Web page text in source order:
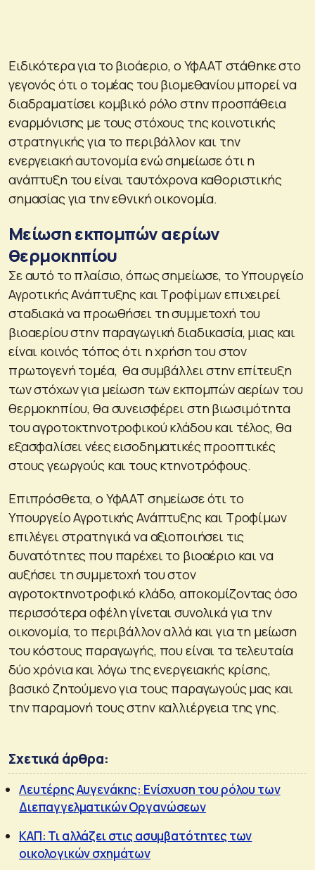
Ειδικότερα για το βιοάεριο, ο ΥφΑΑΤ στάθηκε στο
γεγονός ότι ο τομέας του βιομεθανίου μπορεί να
διαδραματίσει κομβικό ρόλο στην προσπάθεια
εναρμόνισης με τους στόχους της κοινοτικής
στρατηγικής για το περιβάλλον και την
ενεργειακή αυτονομία ενώ σημείωσε ότι η
ανάπτυξη του είναι ταυτόχρονα καθοριστικής
σημασίας για την εθνική οικονομία.
Μείωση εκπομπών αερίων
θερμοκηπίου
Σε αυτό το πλαίσιο, όπως σημείωσε, το Υπουργείο
Αγροτικής Ανάπτυξης και Τροφίμων επιχειρεί
σταδιακά να προωθήσει τη συμμετοχή του
βιοαερίου στην παραγωγική διαδικασία, μιας και
είναι κοινός τόπος ότι η χρήση του στον
πρωτογενή τομέα, θα συμβάλλει στην επίτευξη
των στόχων για μείωση των εκπομπών αερίων του
θερμοκηπίου, θα συνεισφέρει στη βιωσιμότητα
του αγροτοκτηνοτροφικού κλάδου και τέλος, θα
εξασφαλίσει νέες εισοδηματικές προοπτικές
στους γεωργούς και τους κτηνοτρόφους.
Επιπρόσθετα, ο ΥφΑΑΤ σημείωσε ότι το
Υπουργείο Αγροτικής Ανάπτυξης και Τροφίμων
επιλέγει στρατηγικά να αξιοποιήσει τις
δυνατότητες που παρέχει το βιοαέριο και να
αυξήσει τη συμμετοχή του στον
αγροτοκτηνοτροφικό κλάδο, αποκομίζοντας όσο
περισσότερα οφέλη γίνεται συνολικά για την
οικονομία, το περιβάλλον αλλά και για τη μείωση
του κόστους παραγωγής, που είναι τα τελευταία
δύο χρόνια και λόγω της ενεργειακής κρίσης,
βασικό ζητούμενο για τους παραγωγούς μας και
την παραμονή τους στην καλλιέργεια της γης.
Σχετικά άρθρα:
Λευτέρης Αυγενάκης: Ενίσχυση του ρόλου των
Διεπαγγελματικών Οργανώσεων
ΚΑΠ: Τι αλλάζει στις ασυμβατότητες των
οικολογικών σχημάτων